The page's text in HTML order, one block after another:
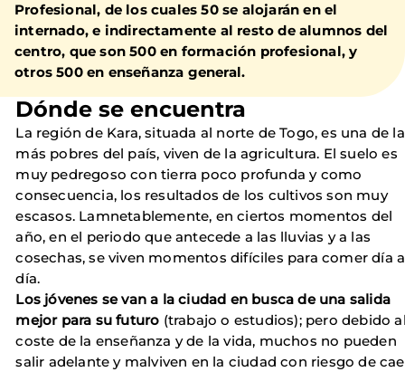
Profesional, de los cuales 50 se alojarán en el
internado, e indirectamente al resto de alumnos del
centro, que son 500 en formación profesional, y
otros 500 en enseñanza general.
Dónde se encuentra
La región de Kara, situada al norte de Togo, es una de
más pobres del país, viven de la agricultura. El suelo es
muy pedregoso con tierra poco profunda y como
consecuencia, los resultados de los cultivos son muy
escasos. Lamnetablemente, en ciertos momentos del
año, en el periodo que antecede a las lluvias y a las
cosechas, se viven momentos difíciles para comer día a
día.
Los jóvenes se van a la ciudad en busca de una salida
mejor para su futuro (trabajo o estudios); pero debido
coste de la enseñanza y de la vida, muchos no pueden
salir adelante y malviven en la ciudad con riesgo de